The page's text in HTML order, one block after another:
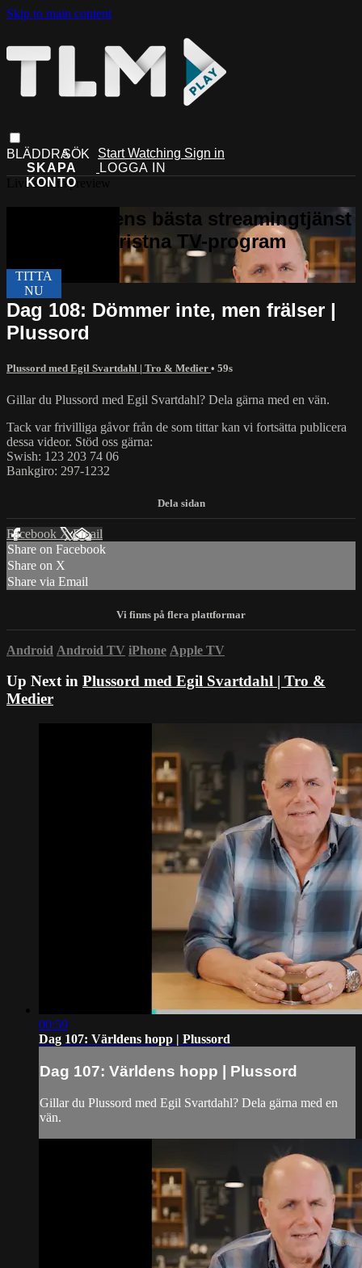
Skip to main content
Start Watching Sign in
Live stream preview
Dag 108: Dömmer inte, men frälser |
Plussord
Plussord med Egil Svartdahl | Tro & Medier • 59s
Gillar du Plussord med Egil Svartdahl? Dela gärna med en vän.
Tack var frivilliga gåvor från de som tittar kan vi fortsätta publicera
dessa videor. Stöd oss gärna:
Swish: 123 203 74 06
Bankgiro: 297-1232
Facebook XEmail
Share on Facebook
Share on X
Share via Email
Android Android TV iPhone Apple TV
Up Next in Plussord med Egil Svartdahl | Tro &
Medier
00:59
Dag 107: Världens hopp | Plussord
Dag 107: Världens hopp | Plussord
Gillar du Plussord med Egil Svartdahl? Dela gärna med en
vän.